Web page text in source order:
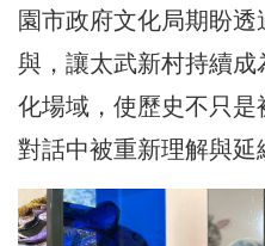
園市政府文化局期盼
與，讓太武新村持續
化場域，使歷史不只
對話中被重新理解與延